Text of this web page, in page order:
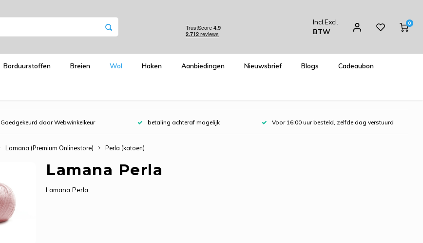
Incl.Excl.
BTW
0
Borduurstoffen Breien Wol Haken Aanbiedingen Nieuwsbrief Blogs Cadeaubon
Goedgekeurd door Webwinkelkeur betaling achteraf mogelijk Voor 16:00 uur besteld, zelfde dag verstuurd
Lamana (Premium Onlinestore) Perla (katoen)
Lamana Perla
Lamana Perla